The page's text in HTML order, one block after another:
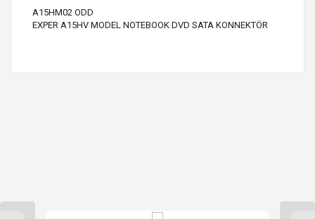
A15HM02 ODD
EXPER A15HV MODEL NOTEBOOK DVD SATA KONNEKTÖR